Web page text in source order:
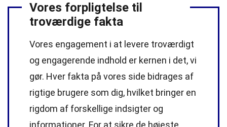
Vores forpligtelse til
troværdige fakta
Vores engagement i at levere troværdigt
og engagerende indhold er kernen i det, vi
gør. Hver fakta på vores side bidrages af
rigtige brugere som dig, hvilket bringer en
rigdom af forskellige indsigter og
informationer. For at sikre de højeste